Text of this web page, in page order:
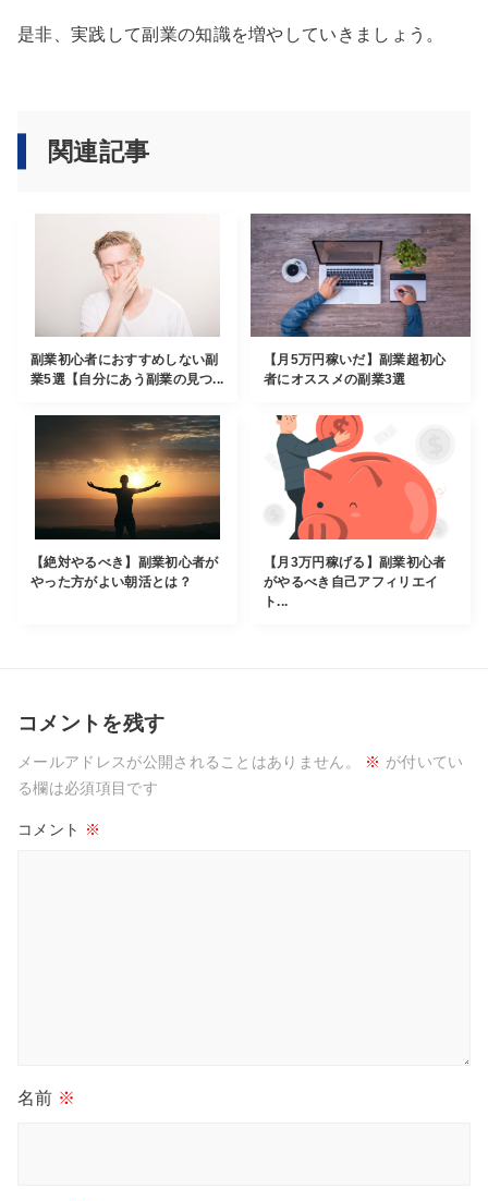
是非、実践して副業の知識を増やしていきましょう。
関連記事
副業初心者におすすめしない副
業5選【自分にあう副業の見つ...
【月5万円稼いだ】副業超初心
者にオススメの副業3選
【絶対やるべき】副業初心者が
やった方がよい朝活とは？
【月3万円稼げる】副業初心者
がやるべき自己アフィリエイ
ト...
コメントを残す
メールアドレスが公開されることはありません。 ※ が付いてい
る欄は必須項目です
コメント ※
名前 ※